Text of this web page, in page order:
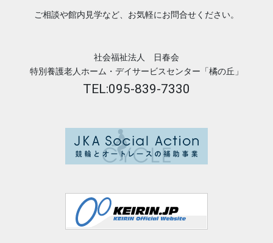
ご相談や館内見学など、お気軽にお問合せください。
社会福祉法人 日春会
特別養護老人ホーム・デイサービスセンター「橘の丘」
TEL:095-839-7330